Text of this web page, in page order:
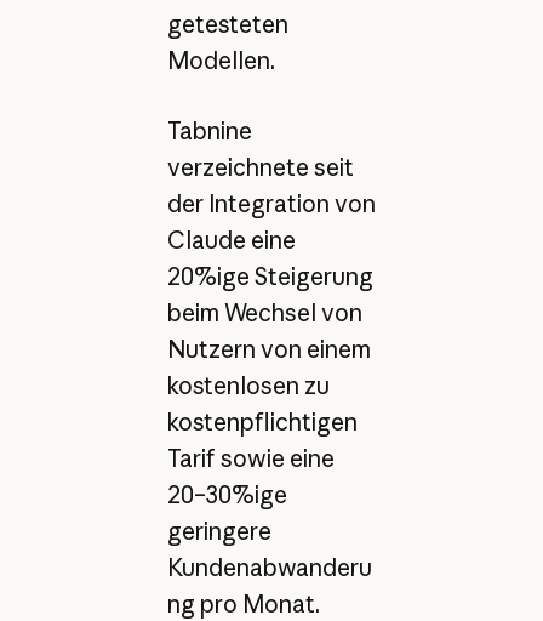
getesteten
Modellen.
Tabnine
verzeichnete seit
der Integration von
Claude eine
20%ige Steigerung
beim Wechsel von
Nutzern von einem
kostenlosen zu
kostenpflichtigen
Tarif sowie eine
20–30%ige
geringere
Kundenabwanderu
ng pro Monat.